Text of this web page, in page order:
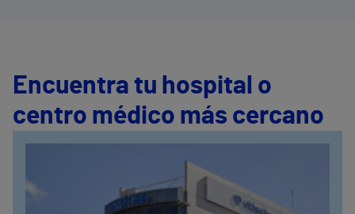
Encuentra tu hospital o
centro médico más cercano